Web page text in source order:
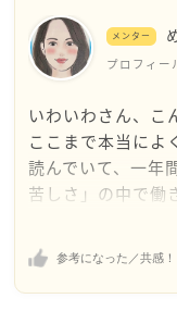
今まで、よく耐え
お疲れ様でした
メールを拝見した
また、ご結婚のお
これは、人生の大
ので、今の仕事の
性、諸々、彼に
ばよいかお2人で
思います
メンター
プロフィー
いわいわさん、こ
ここまで本当によ
読んでいて、一年
苦しさ」の中で働
しさがとても伝
特につらいのは、
いることですよね
参考になった／共感！